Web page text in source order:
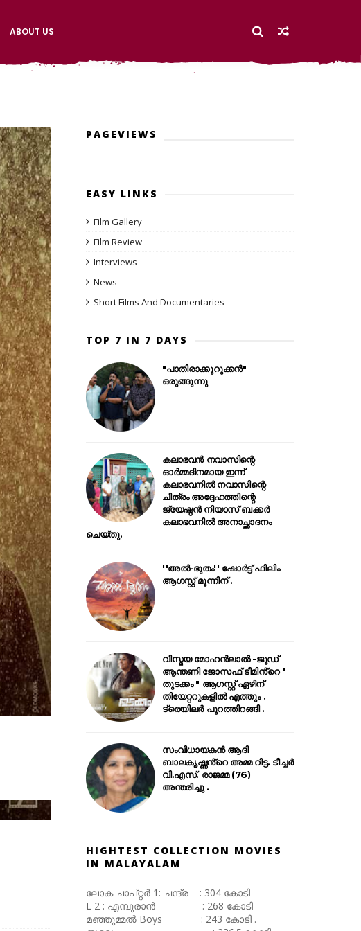
ABOUT US
PAGEVIEWS
EASY LINKS
Film Gallery
Film Review
Interviews
News
Short Films And Documentaries
TOP 7 IN 7 DAYS
"പാതിരാക്കുറുക്കൻ"
ഒരുങ്ങുന്നു
കലാഭവൻ നവാസിന്റെ
ഓർമ്മദിനമായ ഇന്ന്
കലാഭവനിൽ നവാസിന്റെ
ചിത്രം അദ്ദേഹത്തിന്റെ
ജ്യേഷ്ഠൻ നിയാസ് ബക്കർ
കലാഭവനിൽ അനാച്ഛാദനം
ചെയ്തു.
''അൽ-ഭുതം'' ഷോർട്ട് ഫിലിം
ആഗസ്റ്റ് മൂന്നിന് .
വിസ്മയ മോഹൻലാൽ -ജൂഡ്
ആന്തണി ജോസഫ് ടീമിൻ്റെ "
തുടക്കം " ആഗസ്റ്റ് ഏഴിന്
തിയേറ്ററുകളിൽ എത്തും .
ട്രെയിലർ പുറത്തിറങ്ങി .
സംവിധായകൻ ആദി
ബാലകൃഷ്ണൻ്റെ അമ്മ റിട്ട. ടീച്ചർ
വി.എസ്. രാജമ്മ (76)
അന്തരിച്ചു .
HIGHTEST COLLECTION MOVIES
IN MALAYALAM
ലോക ചാപ്റ്റർ 1: ചന്ദ്ര : 304 കോടി
L 2 : എമ്പുരാൻ : 268 കോടി
മഞ്ഞുമ്മൽ Boys : 243 കോടി .